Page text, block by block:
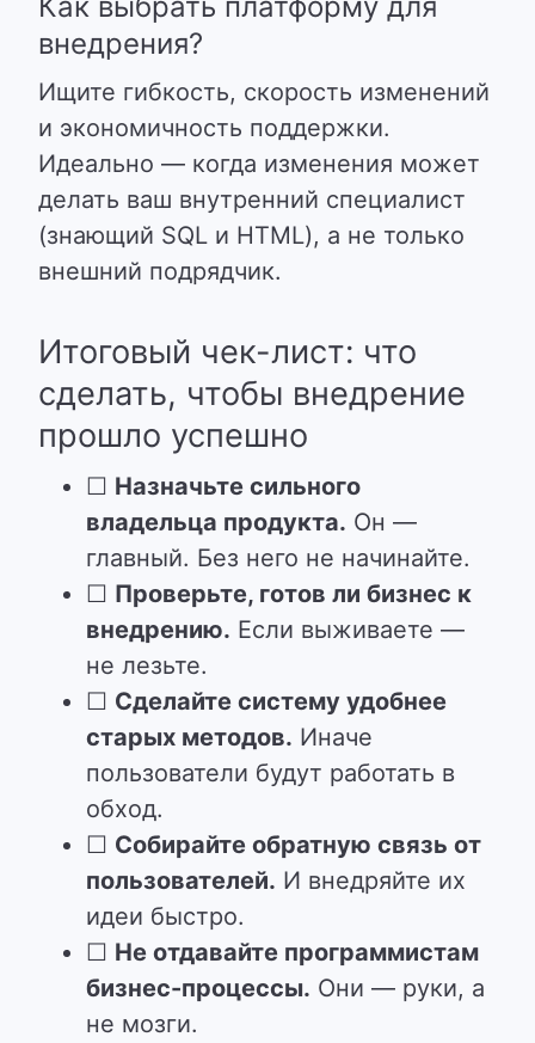
внедрения?
Ищите гибкость, скорость изменений
и экономичность поддержки.
Идеально — когда изменения может
делать ваш внутренний специалист
(знающий SQL и HTML), а не только
внешний подрядчик.
Итоговый чек-лист: что
сделать, чтобы внедрение
прошло успешно
☐ Назначьте сильного
владельца продукта. Он —
главный. Без него не начинайте.
☐ Проверьте, готов ли бизнес к
внедрению. Если выживаете —
не лезьте.
☐ Сделайте систему удобнее
старых методов. Иначе
пользователи будут работать в
обход.
☐ Собирайте обратную связь от
пользователей. И внедряйте их
идеи быстро.
☐ Не отдавайте программистам
бизнес-процессы. Они — руки, а
не мозги.